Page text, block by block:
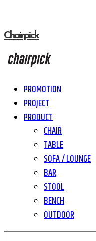
Chairpick
PROMOTION
PROJECT
PRODUCT
CHAIR
TABLE
SOFA / LOUNGE
BAR
STOOL
BENCH
OUTDOOR